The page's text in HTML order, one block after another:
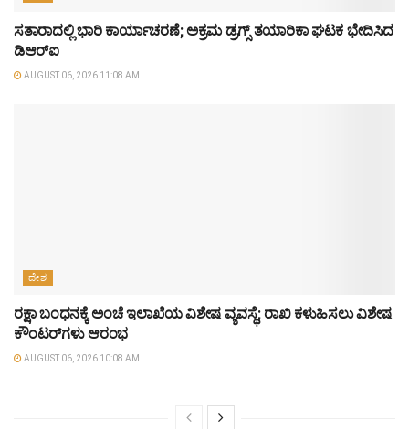
ಸತಾರಾದಲ್ಲಿ ಭಾರಿ ಕಾರ್ಯಾಚರಣೆ; ಅಕ್ರಮ ಡ್ರಗ್ಸ್ ತಯಾರಿಕಾ ಘಟಕ ಭೇದಿಸಿದ
ಡಿಆರ್‌ಐ
AUGUST 06, 2026 11:08 AM
ದೇಶ
ರಕ್ಷಾ ಬಂಧನಕ್ಕೆ ಅಂಚೆ ಇಲಾಖೆಯ ವಿಶೇಷ ವ್ಯವಸ್ಥೆ; ರಾಖಿ ಕಳುಹಿಸಲು ವಿಶೇಷ
ಕೌಂಟರ್‌ಗಳು ಆರಂಭ
AUGUST 06, 2026 10:08 AM